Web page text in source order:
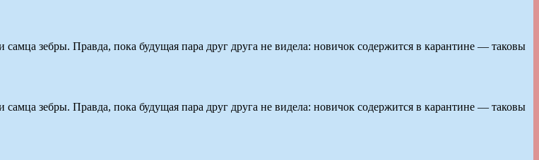
зебры. Правда, пока будущая пара друг друга не видела: новичок содержится в карантине — таковы
зебры. Правда, пока будущая пара друг друга не видела: новичок содержится в карантине — таковы